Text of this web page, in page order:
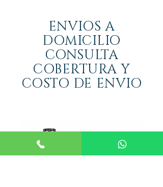
ENVIOS A
DOMICILIO
CONSULTA
COBERTURA Y
COSTO DE ENVIO